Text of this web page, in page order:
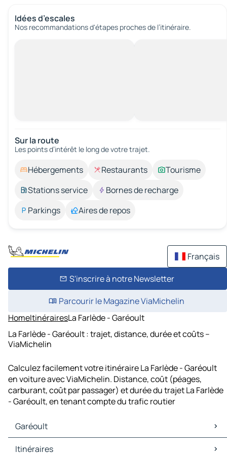
Idées d’escales
Nos recommandations d'étapes proches de l’itinéraire.
Sur la route
Les points d’intérêt le long de votre trajet.
Hébergements Restaurants
Tourisme
Stations service
Bornes de recharge
Parkings
Aires de repos
Français
S'inscrire à notre Newsletter
Parcourir le Magazine ViaMichelin
HomeItinérairesLa Farlède - Garéoult
La Farlède - Garéoult : trajet, distance, durée et coûts –
ViaMichelin
Calculez facilement votre itinéraire La Farlède - Garéoult
en voiture avec ViaMichelin. Distance, coût (péages,
carburant, coût par passager) et durée du trajet La Farlède
- Garéoult, en tenant compte du trafic routier
Garéoult
Garéoult Cartes et plans
Itinéraires